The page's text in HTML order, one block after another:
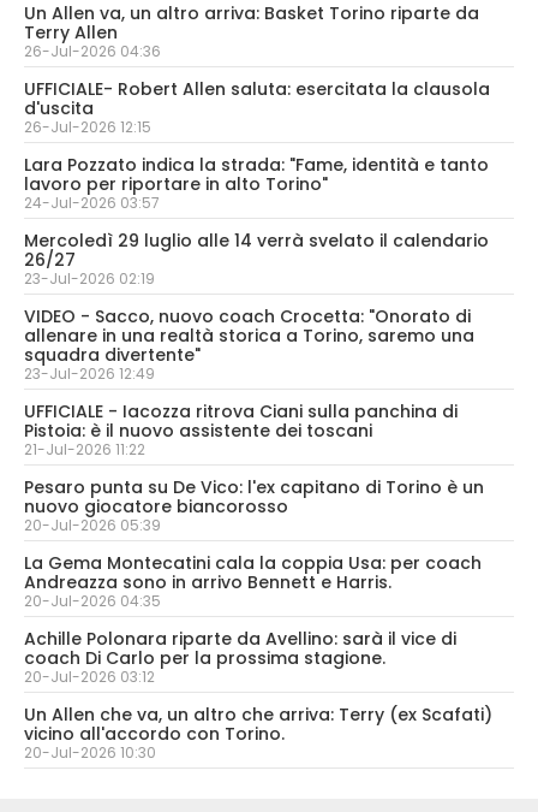
Un Allen va, un altro arriva: Basket Torino riparte da
Terry Allen
26-Jul-2026 04:36
UFFICIALE- Robert Allen saluta: esercitata la clausola
d'uscita
26-Jul-2026 12:15
Lara Pozzato indica la strada: "Fame, identità e tanto
lavoro per riportare in alto Torino"
24-Jul-2026 03:57
Mercoledì 29 luglio alle 14 verrà svelato il calendario
26/27
23-Jul-2026 02:19
VIDEO - Sacco, nuovo coach Crocetta: "Onorato di
allenare in una realtà storica a Torino, saremo una
squadra divertente"
23-Jul-2026 12:49
UFFICIALE - Iacozza ritrova Ciani sulla panchina di
Pistoia: è il nuovo assistente dei toscani
21-Jul-2026 11:22
Pesaro punta su De Vico: l'ex capitano di Torino è un
nuovo giocatore biancorosso
20-Jul-2026 05:39
La Gema Montecatini cala la coppia Usa: per coach
Andreazza sono in arrivo Bennett e Harris.
20-Jul-2026 04:35
Achille Polonara riparte da Avellino: sarà il vice di
coach Di Carlo per la prossima stagione.
20-Jul-2026 03:12
Un Allen che va, un altro che arriva: Terry (ex Scafati)
vicino all'accordo con Torino.
20-Jul-2026 10:30